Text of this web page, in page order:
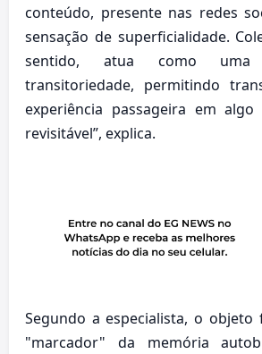
conteúdo, presente nas redes
sensação de superficialidade.
sentido, atua como
transitoriedade, permitindo
experiência passageira em
revisitável”, explica.
Segundo a especialista, o objeto
"marcador" da memória